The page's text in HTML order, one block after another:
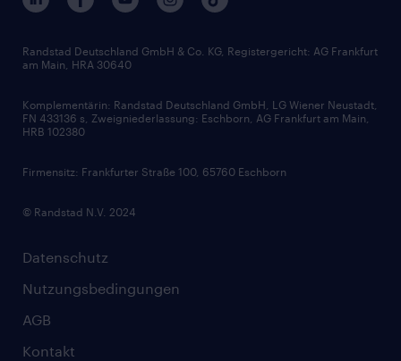
FAQ - Bewerber / Kunden
Zertifikate und Auszeichnungen
Gehaltsthemen
Bewerbungsratgeber
Soft Skills
Skills
Datenschutz
Nutzungsbedingungen
AGB
Kontakt
Randstad Deutschland GmbH & Co. KG, Registergericht: AG Frankfurt
am Main, HRA 30640
Komplementärin: Randstad Deutschland GmbH, LG Wiener Neustadt,
FN 433136 s, Zweigniederlassung: Eschborn, AG Frankfurt am Main,
HRB 102380
Firmensitz: Frankfurter Straße 100, 65760 Eschborn
© Randstad N.V. 2024